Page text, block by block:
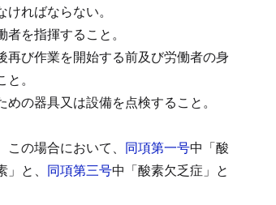
ればならない。
を指揮すること。
び作業を開始する前及び労働者の身
。
の器具又は設備を点検すること。
この場合において、 同項第一号中「酸
と、 同項第三号中「酸素欠乏症」と